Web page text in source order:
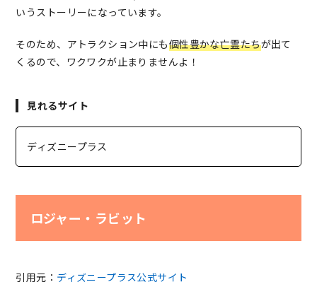
いうストーリーになっています。
そのため、アトラクション中にも個性豊かな亡霊たちが出て
くるので、ワクワクが止まりませんよ！
見れるサイト
ディズニープラス
ロジャー・ラビット
引用元： ディズニープラス公式サイト